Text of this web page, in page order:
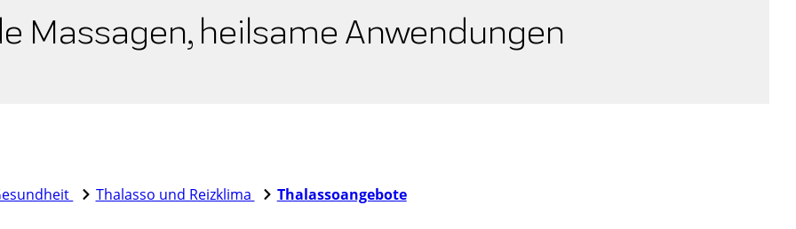
Massagen, heilsame Anwendungen
Thalasso und Reizklima Thalassoangebote